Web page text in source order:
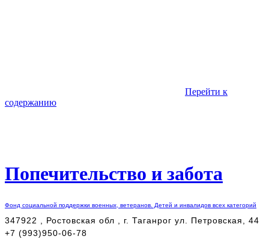
Перейти к
содержанию
Попечительство и забота
Фонд социальной поддержки военных, ветеранов. Детей и инвалидов всех категорий
347922 , Ростовская обл , г. Таганрог ул. Петровская, 44
+7 (993)950-06-78